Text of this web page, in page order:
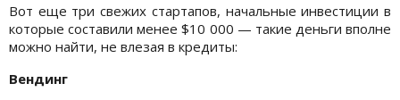
Вот еще три свежих стартапов, начальные инвестиции в
которые составили менее $10 000 — такие деньги вполне
можно найти, не влезая в кредиты:
Вендинг